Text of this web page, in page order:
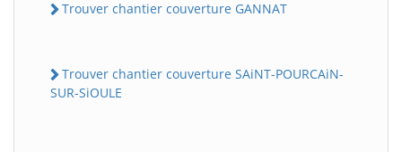
Trouver chantier couverture GANNAT
Trouver chantier couverture SAiNT-POURCAiN-
SUR-SiOULE